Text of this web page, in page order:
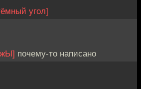
угол]
почему-то написано